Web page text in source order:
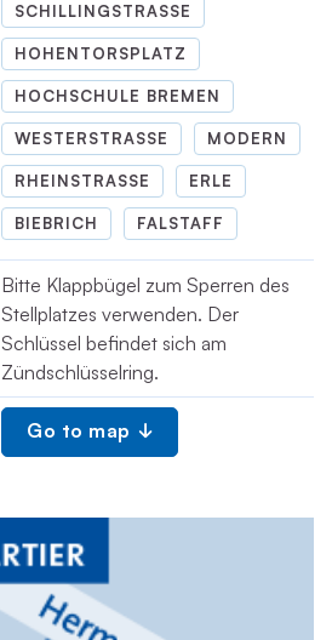
SCHILLINGSTRASSE
HOHENTORSPLATZ
HOCHSCHULE BREMEN
WESTERSTRASSE MODERN
RHEINSTRASSE ERLE
BIEBRICH FALSTAFF
Bitte Klappbügel zum Sperren des
Stellplatzes verwenden. Der
Schlüssel befindet sich am
Zündschlüsselring.
Go to map